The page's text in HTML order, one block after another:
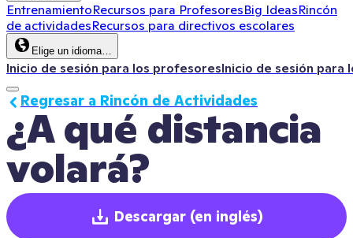
EntrenamientoRecursos para ProfesoresBig IdeasRincón
de actividadesRecursos para directivos escolares
Elige un idioma…
Inicio de sesión para los profesoresInicio de sesión para
¿A qué distancia
volará?
Regresar a Rincón de Actividades
Descargar (en inglés)